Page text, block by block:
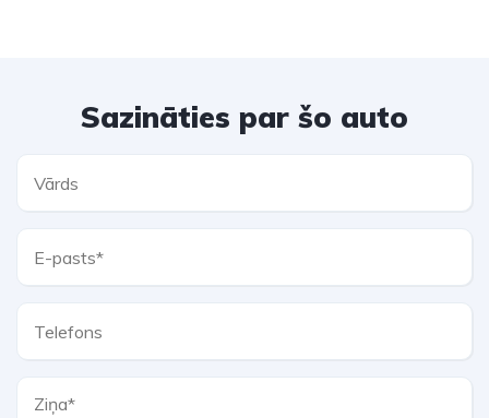
Sazināties par šo auto